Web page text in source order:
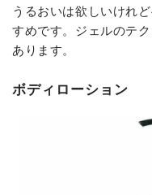
うるおいは欲しいけれ
すめです。ジェルのテ
あります。
ボディローション